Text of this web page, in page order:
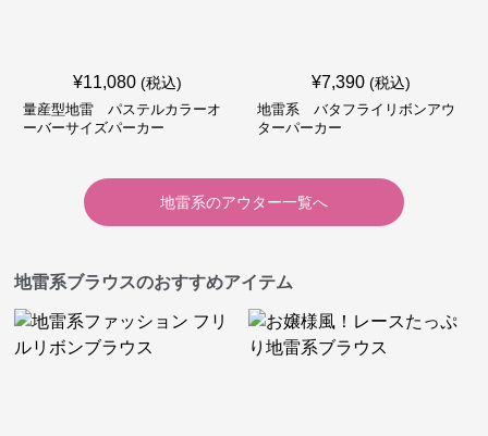
¥11,080 (税込)
量産型地雷 パステルカラーオ
ーバーサイズパーカー
¥7,390 (税込)
地雷系 バタフライリボンアウ
ターパーカー
地雷系のアウター一覧へ
地雷系ブラウスのおすすめアイテム